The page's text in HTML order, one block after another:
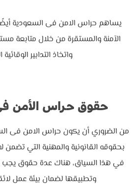
يساهم حراس الامن فى السعودية
الآمنة والمستقرة من خلال متابعة
واتخاذ التدابير الوقائية
حقوق حراس الأمن
من الضروري أن يكون حراس الامن فى
بحقوقه القانونية والمهنية التي تضمن
في هذا السياق، هناك عدة حقوق يجب
وتطبيقها لضمان بيئة عمل